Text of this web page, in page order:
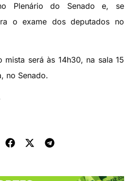
Plenário do Senado e, se
o exame dos deputados no
mista será às 14h30, na sala 15
no Senado.